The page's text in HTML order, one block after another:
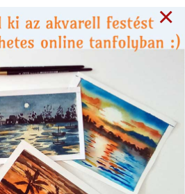
- avagy az
árnyalata"
közönség
×